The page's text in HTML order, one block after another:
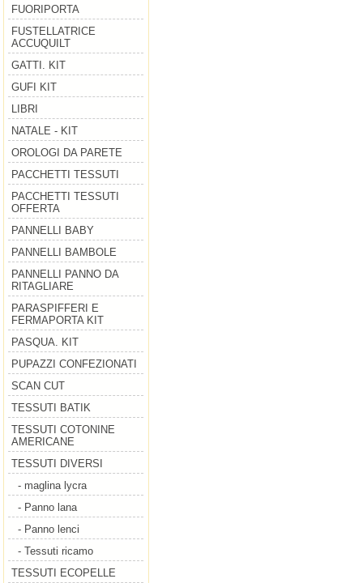
FUORIPORTA
FUSTELLATRICE
ACCUQUILT
GATTI. KIT
GUFI KIT
LIBRI
NATALE - KIT
OROLOGI DA PARETE
PACCHETTI TESSUTI
PACCHETTI TESSUTI
OFFERTA
PANNELLI BABY
PANNELLI BAMBOLE
PANNELLI PANNO DA
RITAGLIARE
PARASPIFFERI E
FERMAPORTA KIT
PASQUA. KIT
PUPAZZI CONFEZIONATI
SCAN CUT
TESSUTI BATIK
TESSUTI COTONINE
AMERICANE
TESSUTI DIVERSI
- maglina lycra
- Panno lana
- Panno lenci
- Tessuti ricamo
TESSUTI ECOPELLE